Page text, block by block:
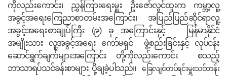
ကိုလည်းကောင်း၊ ညွှန်ကြားရေးမှူး ဦးဇော်လွင်ထူးက ကမ္ဘာ့လူ့
အခွင့်အရေးကြေညာစာတမ်းအကြောင်း၊ အပြည်ပြည်ဆိုင်ရာလူ့
အခွင့်အရေးစာချုပ်ကြီး (၉) ခု အကြောင်းနှင့်
မြန်မာနိုင်ငံ
အမျိုးသား လူ့အခွင့်အရေး ကော်မရှင်
ဖွဲ့စည်းခြင်းနှင့် လုပ်ငန်း
ဆောင်ရွက်ချက်များအကြောင်း တို့ကိုလည်းကောင်း
စသည့်
ဘာသာရပ်သင်ခန်းစာများ ပို့ချခဲ့ပါသည်။
ခြေလျင်တပ်ရင်းမှူးသင်တန်း